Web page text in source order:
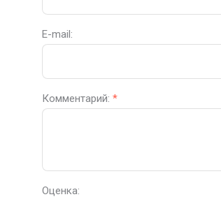
E-mail:
Комментарий: *
Оценка: